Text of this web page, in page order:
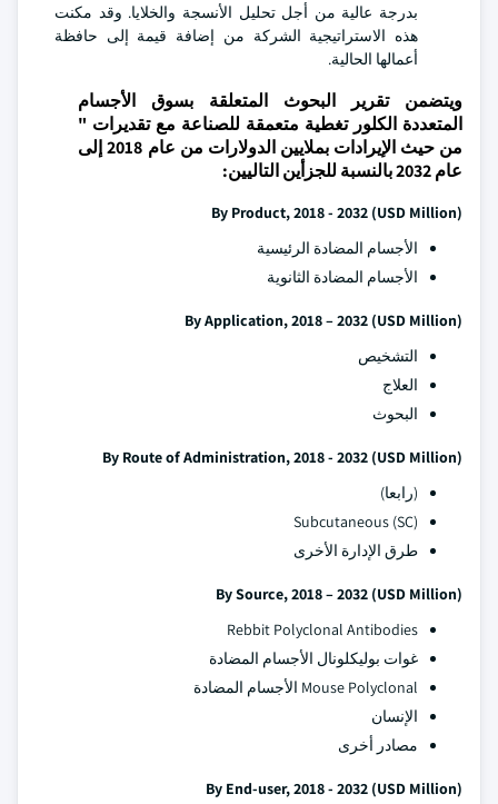
بدرجة عالية من أجل تحليل الأنسجة والخلايا. وقد مكنت
هذه الاستراتيجية الشركة من إضافة قيمة إلى حافظة
أعمالها الحالية.
ويتضمن تقرير البحوث المتعلقة بسوق الأجسام
المتعددة الكلور تغطية متعمقة للصناعة مع تقديرات "
من حيث الإيرادات بملايين الدولارات من عام 2018 إلى
عام 2032 بالنسبة للجزأين التاليين:
By Product, 2018 - 2032 (USD Million)
الأجسام المضادة الرئيسية
الأجسام المضادة الثانوية
By Application, 2018 – 2032 (USD Million)
التشخيص
العلاج
البحوث
By Route of Administration, 2018 - 2032 (USD Million)
(رابعا)
Subcutaneous (SC)
طرق الإدارة الأخرى
By Source, 2018 – 2032 (USD Million)
Rebbit Polyclonal Antibodies
غوات بوليكلونال الأجسام المضادة
Mouse Polyclonal الأجسام المضادة
الإنسان
مصادر أخرى
By End-user, 2018 - 2032 (USD Million)